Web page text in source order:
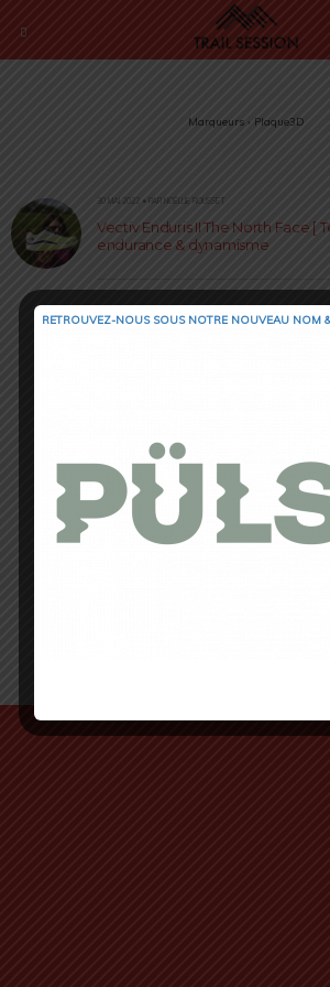
Marqueurs › Plaque3D
30 MAI 2022 • PAR NOËLLIE ROUSSET
Vectiv Enduris II The North Face [
endurance & dynamisme
RETROUVEZ-NOUS SOUS NOTRE NOUVEAU NOM